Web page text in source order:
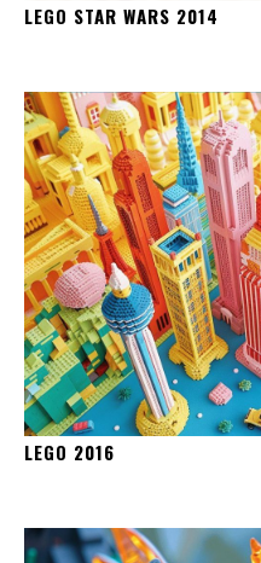
LEGO STAR WARS 2014
LEGO 2016